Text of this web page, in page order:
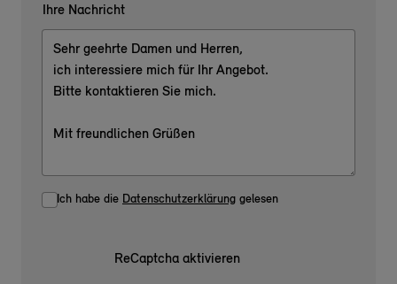
Ihre Nachricht
Ich habe die Datenschutzerklärung gelesen
ReCaptcha aktivieren